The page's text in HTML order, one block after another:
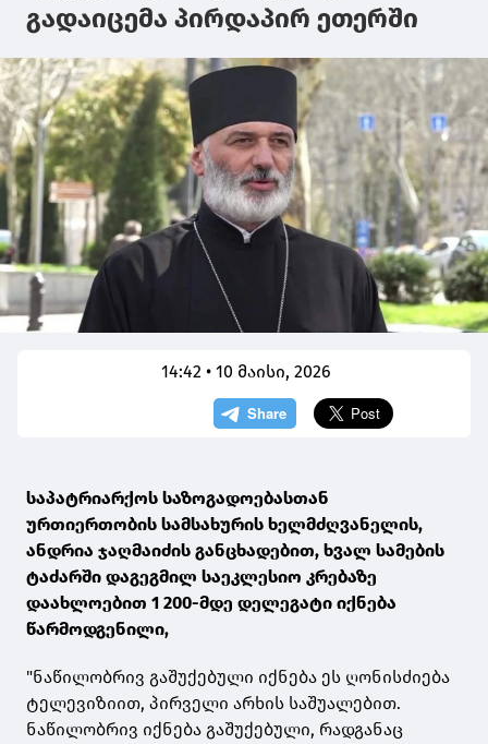
გადაიცემა პირდაპირ ეთერში
14:42 • 10 მაისი, 2026
საპატრიარქოს საზოგადოებასთან
ურთიერთობის სამსახურის ხელმძღვანელის,
ანდრია ჯაღმაიძის განცხადებით, ხვალ სამების
ტაძარში დაგეგმილ საეკლესიო კრებაზე
დაახლოებით 1 200-მდე დელეგატი იქნება
წარმოდგენილი,
"ნაწილობრივ გაშუქებული იქნება ეს ღონისძიება
ტელევიზიით, პირველი არხის საშუალებით.
ნაწილობრივ იქნება გაშუქებული, რადგანაც